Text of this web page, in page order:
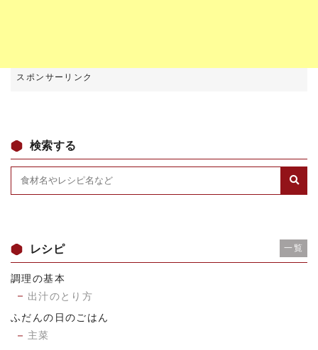
検索する
レシピ 一覧
調理の基本
出汁のとり方
ふだんの日のごはん
主菜